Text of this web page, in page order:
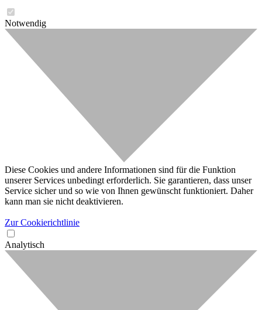
Notwendig
Diese Cookies und andere Informationen sind für die Funktion
unserer Services unbedingt erforderlich. Sie garantieren, dass unser
Service sicher und so wie von Ihnen gewünscht funktioniert. Daher
kann man sie nicht deaktivieren.
Zur Cookierichtlinie
Analytisch